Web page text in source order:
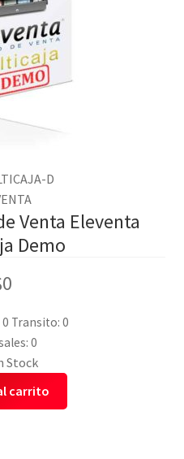
D
Venta Eleventa
Demo
0
Transito: 0
0
Stock
carrito